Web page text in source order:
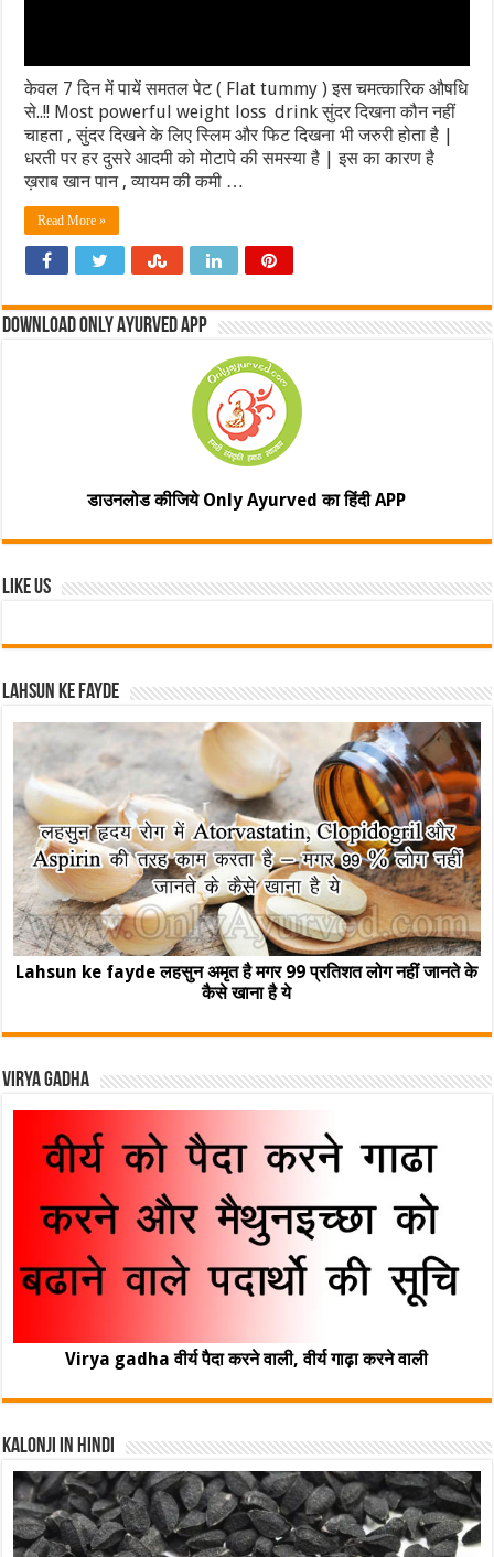
केवल 7 दिन में पायें समतल पेट ( Flat tummy ) इस चमत्कारिक औषधि
से..!! Most powerful weight loss drink सुंदर दिखना कौन नहीं
चाहता , सुंदर दिखने के लिए स्लिम और फिट दिखना भी जरुरी होता है |
धरती पर हर दुसरे आदमी को मोटापे की समस्या है | इस का कारण है
ख़राब खान पान , व्यायम की कमी …
Read More »
Download Only Ayurved App
डाउनलोड कीजिये Only Ayurved का हिंदी APP
Like Us
Lahsun ke fayde
Lahsun ke fayde लहसुन अमृत है मगर 99 प्रतिशत लोग नहीं जानते के
कैसे खाना है ये
Virya Gadha
Virya gadha वीर्य पैदा करने वाली, वीर्य गाढ़ा करने वाली
Kalonji In Hindi